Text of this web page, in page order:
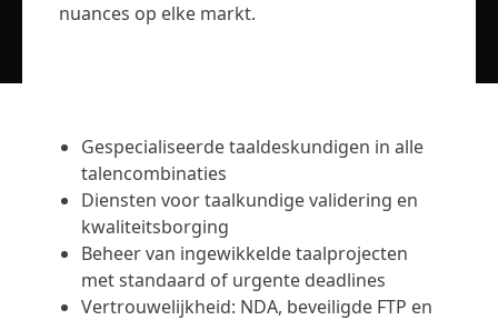
Juridisch
Publieke Instellingen
Defensie & Veiligheid
nuances op elke markt.
Gespecialiseerde taaldeskundigen in alle
talencombinaties
Diensten voor taalkundige validering en
kwaliteitsborging
Beheer van ingewikkelde taalprojecten
met standaard of urgente deadlines
Vertrouwelijkheid​: NDA, beveiligde FTP en